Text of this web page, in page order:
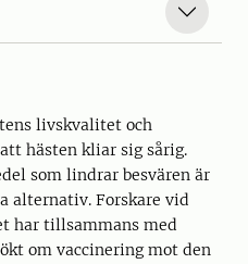
livskvalitet och
hästen kliar sig sårig.
som lindrar besvären är
alternativ. Forskare vid
har tillsammans med
om vaccinering mot den